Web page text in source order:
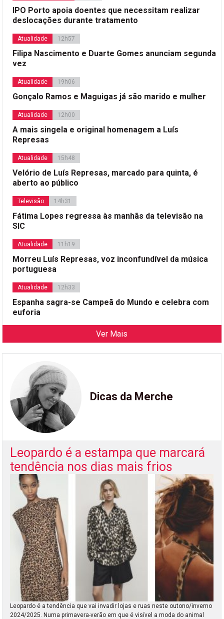
IPO Porto apoia doentes que necessitam realizar
deslocações durante tratamento
Atualidade 12h57
Filipa Nascimento e Duarte Gomes anunciam segunda
vez
Atualidade 19h06
Gonçalo Ramos e Maguigas já são marido e mulher
Atualidade 12h00
A mais singela e original homenagem a Luís
Represas
Atualidade 15h48
Velório de Luís Represas, marcado para quinta, é
aberto ao público
Televisão 14h31
Fátima Lopes regressa às manhãs da televisão na
SIC
Atualidade 11h19
Morreu Luís Represas, voz inconfundível da música
portuguesa
Atualidade 12h33
Espanha sagra-se Campeã do Mundo e celebra com
euforia
Ver Mais
Dicas da Merche
Leopardo é a estampa que marcará
tendência nos dias mais frios
Leopardo é a tendência que vai invadir lojas e ruas neste outono/inverno
2024/2025. Numa primavera-verão em que é visível a moda do animal